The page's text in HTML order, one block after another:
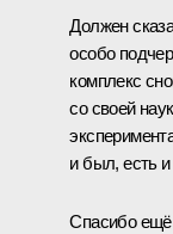
Должен
особо
комплекс
со своей
и был, есть
Спасибо ещё